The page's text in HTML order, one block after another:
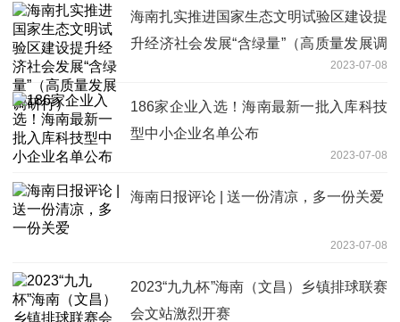
海南扎实推进国家生态文明试验区建设提
升经济社会发展“含绿量”（高质量发展调
2023-07-08
186家企业入选！海南最新一批入库科技
型中小企业名单公布
2023-07-08
海南日报评论 | 送一份清凉，多一份关爱
2023-07-08
2023“九九杯”海南（文昌）乡镇排球联赛
会文站激烈开赛